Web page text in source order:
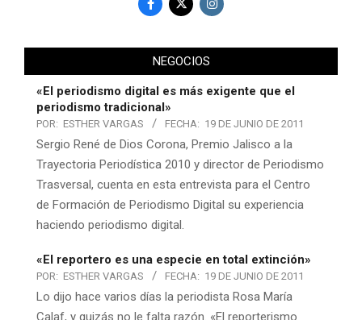
NEGOCIOS
«El periodismo digital es más exigente que el
periodismo tradicional»
POR: ESTHER VARGAS FECHA: 19 DE JUNIO DE 2011
Sergio René de Dios Corona, Premio Jalisco a la
Trayectoria Periodística 2010 y director de Periodismo
Trasversal, cuenta en esta entrevista para el Centro
de Formación de Periodismo Digital su experiencia
haciendo periodismo digital.
«El reportero es una especie en total extinción»
POR: ESTHER VARGAS FECHA: 19 DE JUNIO DE 2011
Lo dijo hace varios días la periodista Rosa María
Calaf, y quizás no le falta razón. «El reporterismo